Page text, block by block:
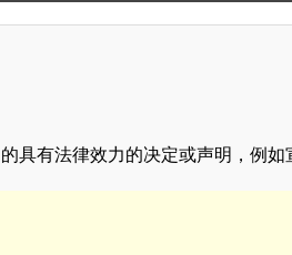
具有法律效力的决定或声明，例如